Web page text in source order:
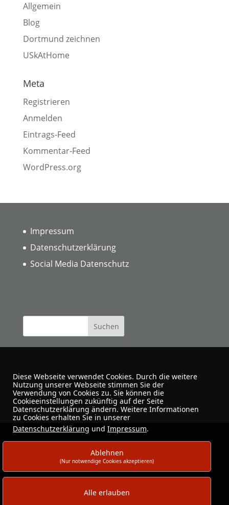
Allgemein
Blog
Dortmund zeichnen
USkAtHome
Meta
Registrieren
Anmelden
Eintrags-Feed
Kommentar-Feed
WordPress.org
Impressum
Datenschutzerklärung
Social Media Datenschutz
Urban Sketchers Dortmund
Diese Webseite verwendet Cookies. Durch die weitere
Nutzung unserer Webseite stimmen Sie der
Verwendung von Cookies zu. Sie können die
Cookieeinstellungen zukünftig auf der Seite
Datenschutzerklärung ändern. Weitere Informationen
zu Cookies erhalten Sie in unserer
Datenschutzerklärung und Impressum.
Ablehnen
(Nur notwendige Cookies akzeptieren)
Alle erlauben